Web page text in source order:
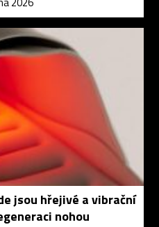
jsou hřejivé a vibrační
nohou